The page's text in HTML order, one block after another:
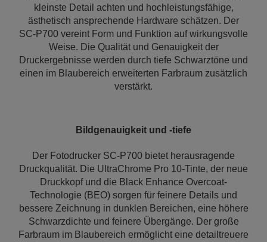
kleinste Detail achten und hochleistungsfähige,
ästhetisch ansprechende Hardware schätzen. Der
SC-P700 vereint Form und Funktion auf wirkungsvolle
Weise. Die Qualität und Genauigkeit der
Druckergebnisse werden durch tiefe Schwarztöne und
einen im Blaubereich erweiterten Farbraum zusätzlich
verstärkt.
Bildgenauigkeit und -tiefe
Der Fotodrucker SC-P700 bietet herausragende
Druckqualität. Die UltraChrome Pro 10-Tinte, der neue
Druckkopf und die Black Enhance Overcoat-
Technologie (BEO) sorgen für feinere Details und
bessere Zeichnung in dunklen Bereichen, eine höhere
Schwarzdichte und feinere Übergänge. Der große
Farbraum im Blaubereich ermöglicht eine detailtreuere